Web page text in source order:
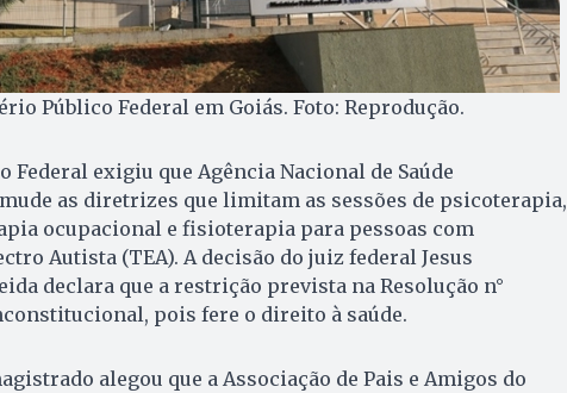
Público Federal em Goiás. Foto: Reprodução.
Federal exigiu que Agência Nacional de Saúde
as diretrizes que limitam as sessões de psicoterapia,
ocupacional e fisioterapia para pessoas com
Autista (TEA). A decisão do juiz federal Jesus
declara que a restrição prevista na Resolução n°
pois fere o direito à saúde.
alegou que a Associação de Pais e Amigos do